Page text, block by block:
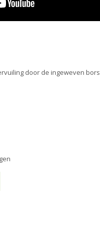
door de ingeweven